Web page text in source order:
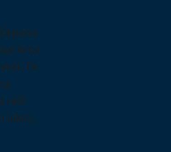
kroz
Te
reši
iskru,